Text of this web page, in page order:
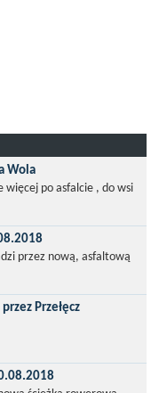
Wola
więcej po asfalcie , do wsi
nie ma , a ci co
przez nową, asfaltową
wzdłuż drogi 203).
Przełęcz
raczej płaska z jednym
od strony Olesznej.